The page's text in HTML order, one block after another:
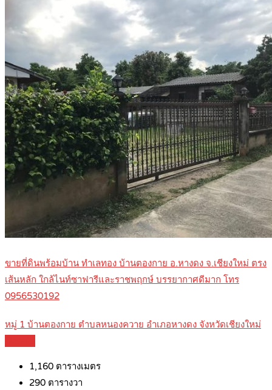
ขายที่ดินพร้อมบ้าน ทำเลทอง บ้านตองกาย อ.หางดง จ.เชียงใหม่ ตรง
เส้นหลัก ใกล้ไนท์ซาฟารีและราชพฤกษ์ บรรยากาศดีมาก โทร
0956530192
หมู่ 1 บ้านตองกาย ตำบลหนองควาย อำเภอหางดง จังหวัดเชียงใหม่
1,160 ตารางเมตร
290 ตารางวา